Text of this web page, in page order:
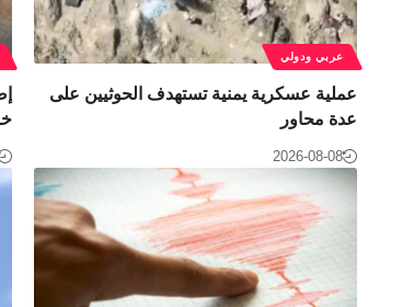
عربي ودولي
عملية عسكرية يمنية تستهدف الحوثيين على
عدة محاور
2026-08-08